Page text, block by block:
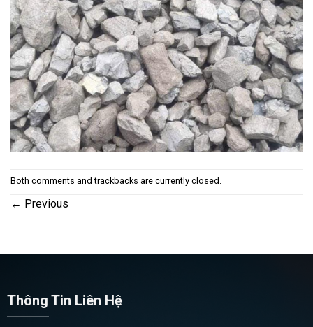
Both comments and trackbacks are currently closed.
← Previous
Thông Tin Liên Hệ